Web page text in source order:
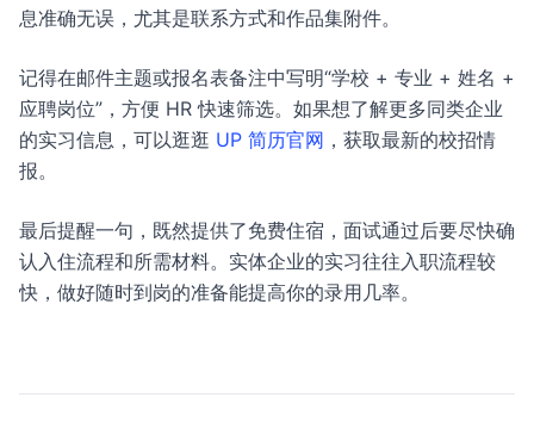
息准确无误，尤其是联系方式和作品集附件。
记得在邮件主题或报名表备注中写明“学校 + 专业 + 姓名 +
应聘岗位”，方便 HR 快速筛选。如果想了解更多同类企业
的实习信息，可以逛逛 UP 简历官网 ，获取最新的校招情
报。
最后提醒一句，既然提供了免费住宿，面试通过后要尽快确
认入住流程和所需材料。实体企业的实习往往入职流程较
快，做好随时到岗的准备能提高你的录用几率。